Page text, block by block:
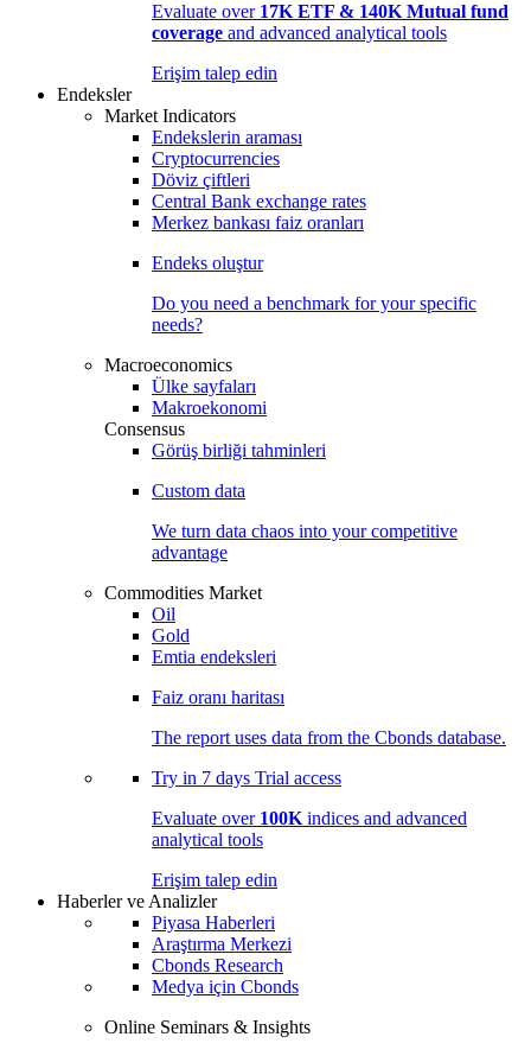
Evaluate over 17K ETF & 140K Mutual fund
coverage and advanced analytical tools
Erişim talep edin
Endeksler
Market Indicators
Endekslerin araması
Cryptocurrencies
Döviz çiftleri
Central Bank exchange rates
Merkez bankası faiz oranları
Endeks oluştur
Do you need a benchmark for your specific
needs?
Macroeconomics
Ülke sayfaları
Makroekonomi
Consensus
Görüş birliği tahminleri
Custom data
We turn data chaos into your competitive
advantage
Commodities Market
Oil
Gold
Emtia endeksleri
Faiz oranı haritası
The report uses data from the Cbonds database.
Try in 7 days Trial access
Evaluate over 100K indices and advanced
analytical tools
Erişim talep edin
Haberler ve Analizler
Piyasa Haberleri
Araştırma Merkezi
Cbonds Research
Medya için Cbonds
Online Seminars & Insights